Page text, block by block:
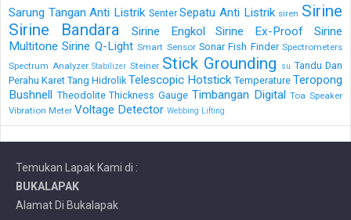
Sarung Tangan Anti Listrik Senter Sepatu Anti Listrik siren Sirine
Sirine Bandara
Sirine Engkol Sirine Ex-Proof
Sirine
Multitone Sirine Q-Light Smart Sensor Sonar Fish Finder Spectrometers
Spectrum Analyzer Stabilizer Steiner Stick Grounding su Tandu Dan
Perahu Karet Tang Hidrolik Telescopic Hotstick Temperature Teropong
Bushnell Theodolite Thickness Gauge Timbangan Digital Toa Speaker
Vibration Meter Voltage Detector Webbing Lifting
Temukan Lapak Kami di :
BUKALAPAK
Alamat Di Bukalapak